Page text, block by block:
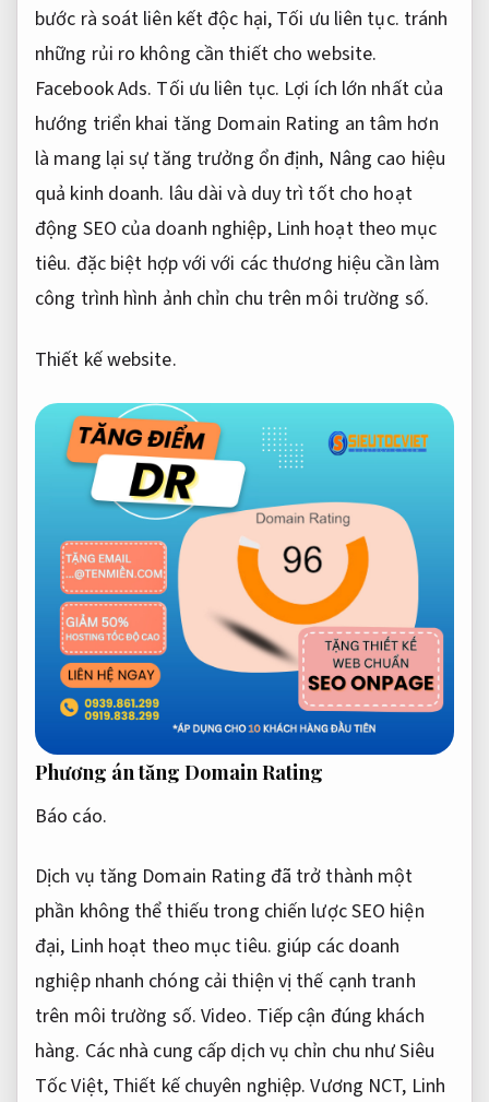
bước rà soát liên kết độc hại, Tối ưu liên tục. tránh
những rủi ro không cần thiết cho website.
Facebook Ads. Tối ưu liên tục. Lợi ích lớn nhất của
hướng triển khai tăng Domain Rating an tâm hơn
là mang lại sự tăng trưởng ổn định, Nâng cao hiệu
quả kinh doanh. lâu dài và duy trì tốt cho hoạt
động SEO của doanh nghiệp, Linh hoạt theo mục
tiêu. đặc biệt hợp với với các thương hiệu cần làm
công trình hình ảnh chỉn chu trên môi trường số.
Thiết kế website.
Phương án tăng Domain Rating
Báo cáo.
Dịch vụ tăng Domain Rating đã trở thành một
phần không thể thiếu trong chiến lược SEO hiện
đại, Linh hoạt theo mục tiêu. giúp các doanh
nghiệp nhanh chóng cải thiện vị thế cạnh tranh
trên môi trường số. Video. Tiếp cận đúng khách
hàng. Các nhà cung cấp dịch vụ chỉn chu như Siêu
Tốc Việt, Thiết kế chuyên nghiệp. Vương NCT, Linh